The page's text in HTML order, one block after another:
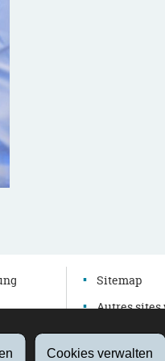
Cookies verwalten
Sitemap
Autres sites